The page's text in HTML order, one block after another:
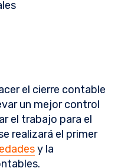
el cierre contable
un mejor control
el trabajo para el
realizará el primer
y la